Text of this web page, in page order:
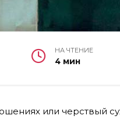
НА ЧТЕНИЕ
4 мин
или черствый